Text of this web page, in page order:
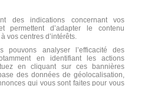
des indications concernant vos
permettent d’adapter le contenu
vos centres d’intérêts.
analyser l’efficacité des
en identifiant les actions
en cliquant sur ces bannières
des données de géolocalisation,
qui vous sont faites pour vous